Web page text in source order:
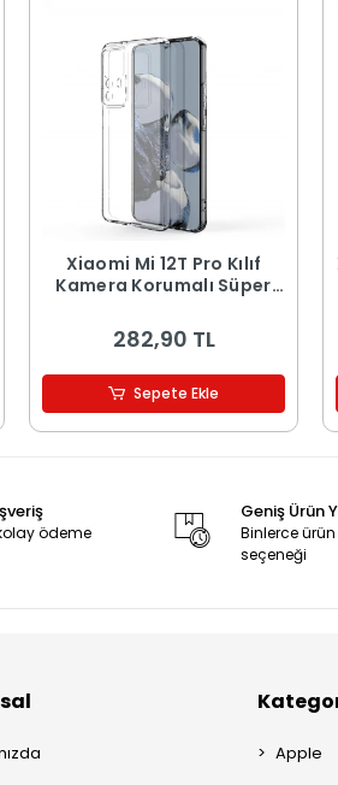
Xiaomi Mi 12T Pro Kılıf
Kamera Korumalı Süper
282,90 TL
Sepete Ekle
ödeme
Geniş Ürün
Binlerce
seçeneği
Apple